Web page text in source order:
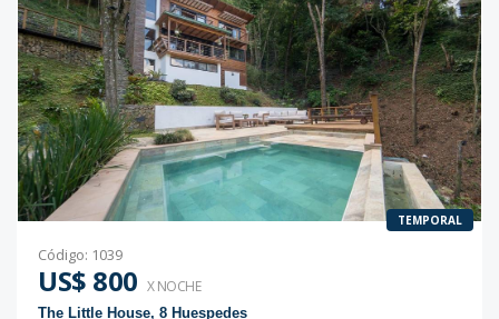
TEMPORAL
Código: 1039
US$ 800 X NOCHE
The Little House, 8 Huespedes